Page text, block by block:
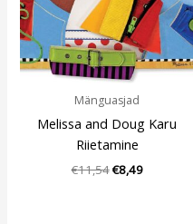
Mänguasjad
Melissa and Doug Karu
Riietamine
€11,54€8,49